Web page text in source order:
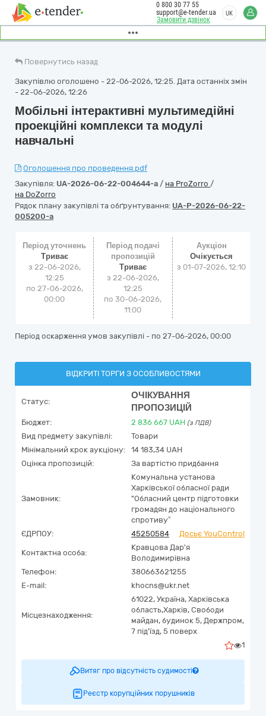
Замовити дзвінок
0 800 30 77 55
support@e-tender.ua
UK
Повернутись назад
Закупівлю оголошено - 22-06-2026, 12:25. Дата останніх змін
- 22-06-2026, 12:26
Мобільні інтерактивні мультимедійні
проекційні комплекси та модулі
навчальні
Оголошення про проведення.pdf
Закупівля: UA-2026-06-22-004644-a / на ProZorro /
на DoZorro
Рядок плану закупівлі та обґрунтування: UA-P-2026-06-22-
005200-a
Період уточнень
Триває
з 22-06-2026,
12:25
по 27-06-2026,
00:00
Період подачі
пропозицій
Триває
з 22-06-2026,
12:25
по 30-06-2026,
11:00
Аукціон
Очікується
з 01-07-2026, 12:10
Період оскарження умов закупівлі - по 27-06-2026, 00:00
ВІДКРИТІ ТОРГИ З ОСОБЛИВОСТЯМИ
Статус:
ОЧІКУВАННЯ
ПРОПОЗИЦІЙ
Бюджет: 2 836 667 UAH (з ПДВ)
Вид предмету закупівлі:
Товари
Мінімальний крок аукціону:
14 183,34 UAH
Оцінка пропозицій:
За вартістю придбання
Замовник:
Комунальна установа
Харківської обласної ради
"Обласний центр підготовки
громадян до національного
спротиву”
ЄДРПОУ:
45250584 Досьє YouControl
Контактна особа:
Кравцова Дар'я
Володимирівна
Телефон:
380663621255
E-mail:
khocns@ukr.net
Місцезнаходження:
61022, Україна, Харківська
область,Харків, Свободи
майдан, будинок 5, Держпром,
7 під'їзд, 5 поверх
1
Витяг про відсутність судимості
Реєстр корупційних порушників